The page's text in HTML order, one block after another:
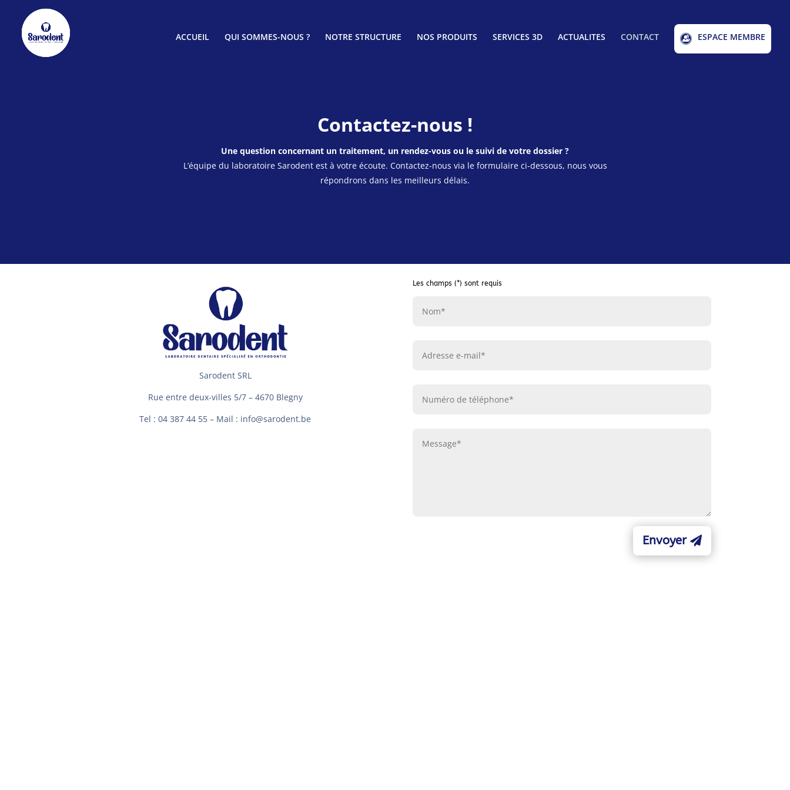
ACCUEIL QUI SOMMES-NOUS ? NOTRE STRUCTURE NOS PRODUITS SERVICES 3D ACTUALITES CONTACT ESPACE MEMBRE
Contactez-nous !
Une question concernant un traitement, un rendez-vous ou le suivi de votre dossier ?
L’équipe du laboratoire Sarodent est à votre écoute. Contactez-nous via le formulaire ci-dessous, nous vous
répondrons dans les meilleurs délais.
Sarodent SRL
Rue entre deux-villes 5/7 – 4670 Blegny
Tel : 04 387 44 55 – Mail : info@sarodent.be
Les champs (*) sont requis
Envoyer